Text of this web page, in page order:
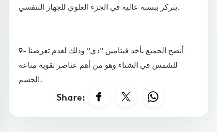
يتركز بنسبة عالية في الجزء العلوي للجهاز التنفسي.
9- أنصح الجميع بأخذ فيتامين "دي" وذلك لعدم تعرضنا
للشمس في الشتاء وهو من أهم عناصر تقوية مناعة
الجسم.
Share: